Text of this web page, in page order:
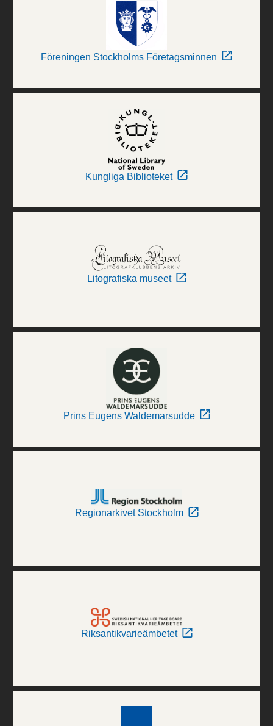
Föreningen Stockholms Företagsminnen
Kungliga Biblioteket
Litografiska museet
Prins Eugens Waldemarsudde
Regionarkivet Stockholm
Riksantikvarieämbetet